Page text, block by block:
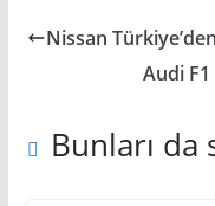
Nissan
Audi F1
Bunları